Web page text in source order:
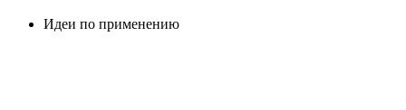
Идеи по применению